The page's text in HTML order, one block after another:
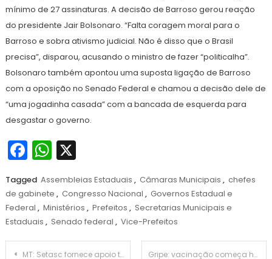
mínimo de 27 assinaturas. A decisão de Barroso gerou reação
do presidente Jair Bolsonaro. “Falta coragem moral para o
Barroso e sobra ativismo judicial. Não é disso que o Brasil
precisa”, disparou, acusando o ministro de fazer “politicalha”.
Bolsonaro também apontou uma suposta ligação de Barroso
com a oposição no Senado Federal e chamou a decisão dele de
“uma jogadinha casada” com a bancada de esquerda para
desgastar o governo.
Facebook
WhatsApp
X
Tagged Assembleias Estaduais , Câmaras Municipais , chefes
de gabinete , Congresso Nacional , Governos Estadual e
Federal , Ministérios , Prefeitos , Secretarias Municipais e
Estaduais , Senado federal , Vice-Prefeitos
Navegação
MT: Setasc fornece apoio técnico aos municípios durante a pandemia Gripe: vacinação começa hoje, 12/04